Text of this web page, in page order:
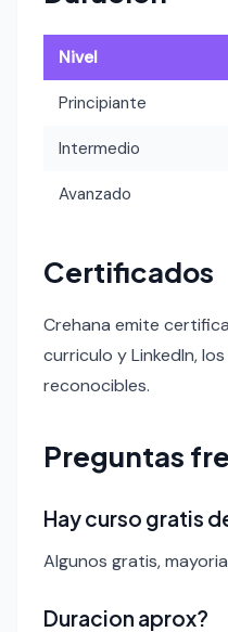
Nivel
Principiante
Intermedio
Avanzado
Certificados
Crehana emite
curriculo y LinkedIn,
reconocibles.
Preguntas
Hay curso gratis
Algunos gratis,
Duracion aprox?